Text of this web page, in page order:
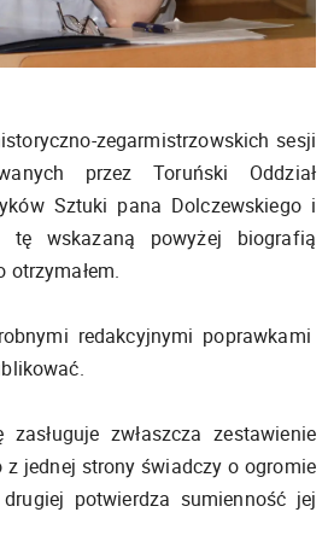
zegarmistrzowskich sesji
przez Toruński Oddział
Sztuki pana Dolczewskiego i
tę wskazaną powyżej biografią
otrzymałem.
redakcyjnymi poprawkami
zwłaszcza zestawienie
z jednej strony świadczy o ogromie
potwierdza sumienność jej